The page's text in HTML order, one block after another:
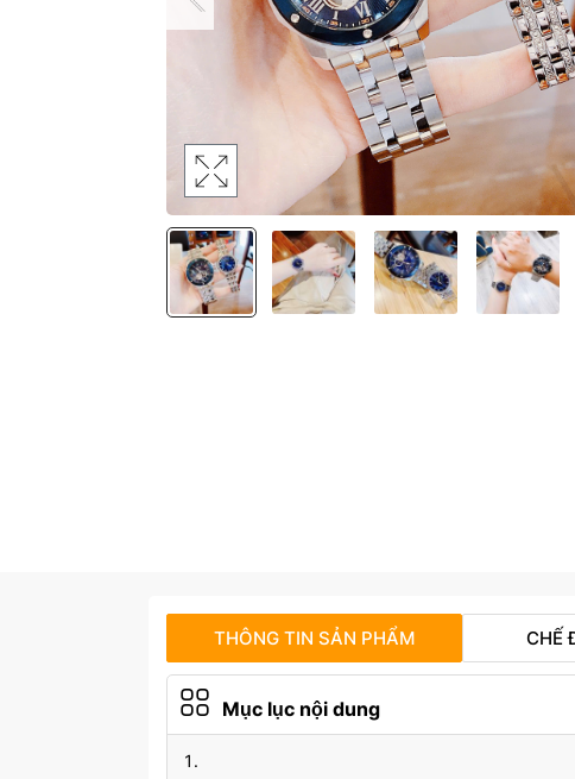
THÔNG TIN SẢN PHẨM CHẾ
Mục lục nội dung